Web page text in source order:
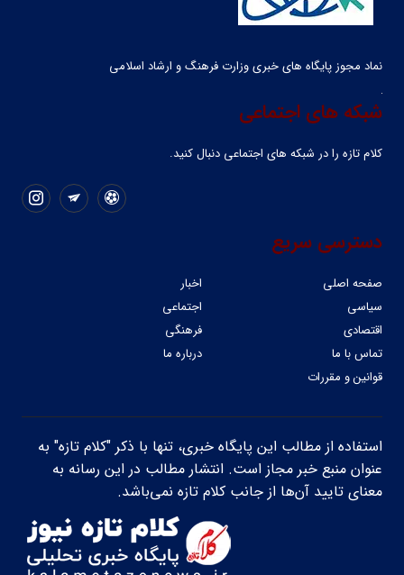
نماد مجوز پایگاه های خبری وزارت فرهنگ و ارشاد اسلامی
شبکه های اجتماعی
کلام تازه را در شبکه ‌های اجتماعی دنبال کنید.
دسترسی سریع
صفحه اصلی
اخبار
سیاسی
اجتماعی
اقتصادی
فرهنگی
تماس با ما
درباره ما
قوانین و مقررات
استفاده از مطالب این پایگاه خبری، تنها با ذکر "کلام تازه" به
عنوان منبع خبر مجاز است. انتشار مطالب در این رسانه به
معنای تایید آن‌ها از جانب کلام تازه نمی‌باشد.